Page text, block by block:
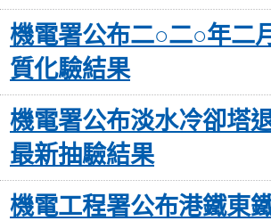
機電署公布二○二○年二
質化驗結果
機電署公布淡水冷卻塔
最新抽驗結果
機電工程署公布港鐵東